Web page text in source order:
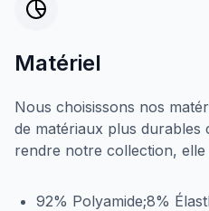
Matériel
Nous choisissons nos
de matériaux plus durables
rendre notre collection,
92% Polyamide;8%